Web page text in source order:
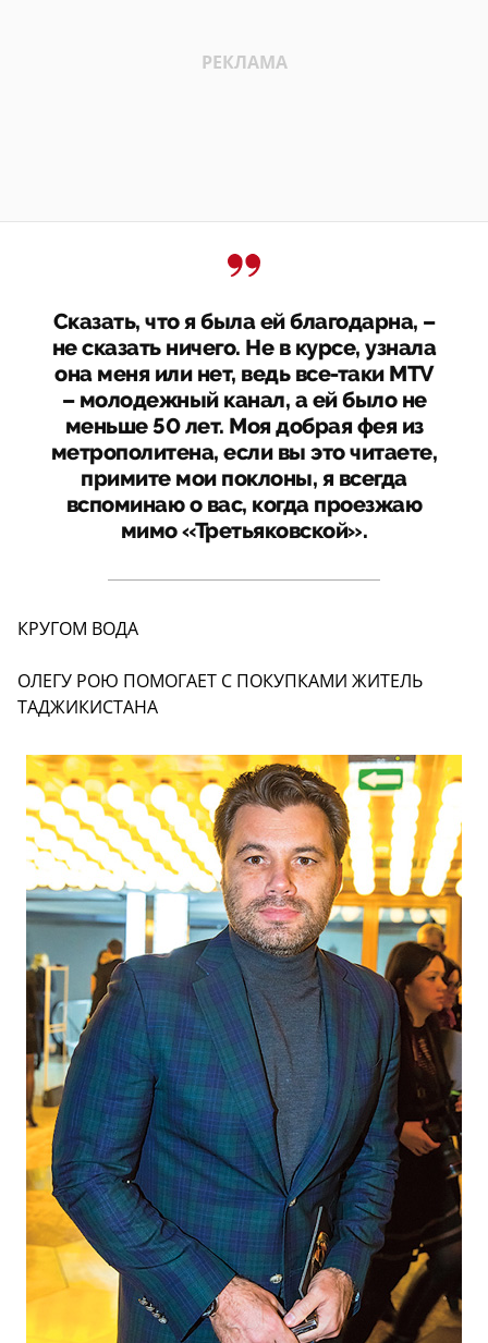
Сказать, что я была ей благодарна, –
не сказать ничего. Не в курсе, узнала
она меня или нет, ведь все-таки MTV
– молодежный канал, а ей было не
меньше 50 лет. Моя добрая фея из
метрополитена, если вы это читаете,
примите мои поклоны, я всегда
вспоминаю о вас, когда проезжаю
мимо «Третьяковской».
КРУГОМ ВОДА
ОЛЕГУ РОЮ ПОМОГАЕТ С ПОКУПКАМИ ЖИТЕЛЬ
ТАДЖИКИСТАНА